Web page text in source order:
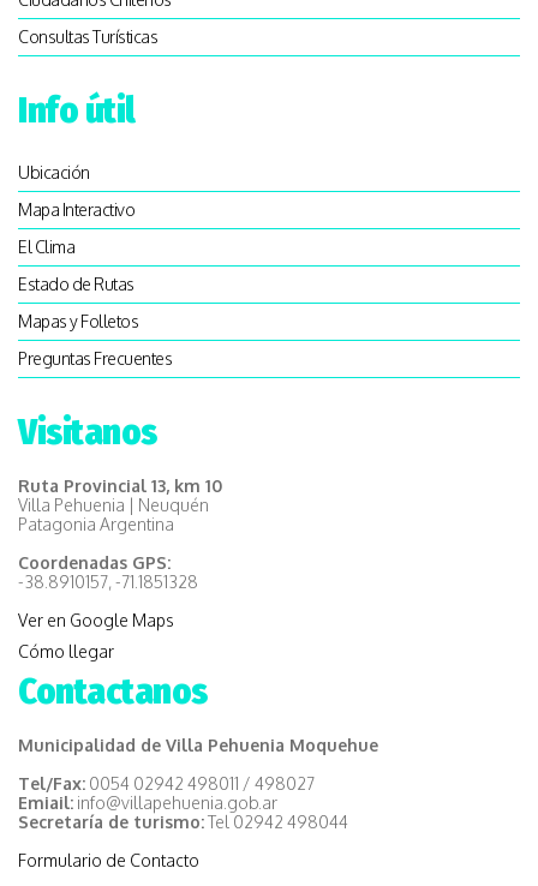
Consultas Turísticas
Info útil
Ubicación
Mapa Interactivo
El Clima
Estado de Rutas
Mapas y Folletos
Preguntas Frecuentes
Visitanos
Ruta Provincial 13, km 10
Villa Pehuenia | Neuquén
Patagonia Argentina
Coordenadas GPS:
-38.8910157, -71.1851328
Ver en Google Maps
Cómo llegar
Contactanos
Municipalidad de Villa Pehuenia Moquehue
Tel/Fax: 0054 02942 498011 / 498027
Emiail: info@villapehuenia.gob.ar
Secretaría de turismo:Tel 02942 498044
Formulario de Contacto